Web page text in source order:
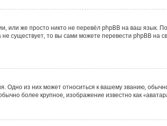
или же просто никто не перевёл phpBB на ваш язык.
не существует, то вы сами можете перевести phpBB
Одно из них может относиться к вашему званию,
более крупное, изображение известно как